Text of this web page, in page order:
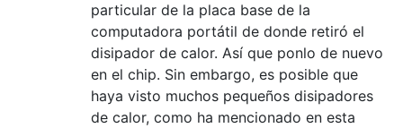
particular de la placa base de la
computadora portátil de donde retiró el
disipador de calor. Así que ponlo de nuevo
en el chip. Sin embargo, es posible que
haya visto muchos pequeños disipadores
de calor, como ha mencionado en esta